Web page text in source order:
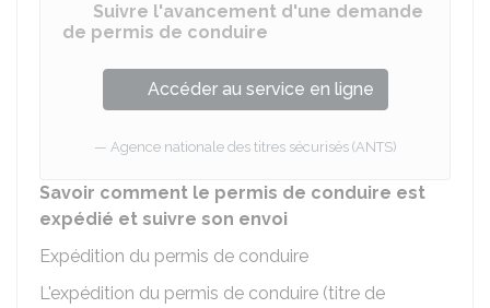
Suivre l'avancement d'une demande
de permis de conduire
Accéder au service en ligne
Agence nationale des titres sécurisés (ANTS)
Savoir comment le permis de conduire est
expédié et suivre son envoi
Expédition du permis de conduire
L'expédition du permis de conduire (titre de